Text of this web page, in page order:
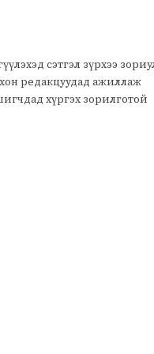
сэтгэл зүрхээ
редакцуудад ажиллаж
хүргэх зорилготой